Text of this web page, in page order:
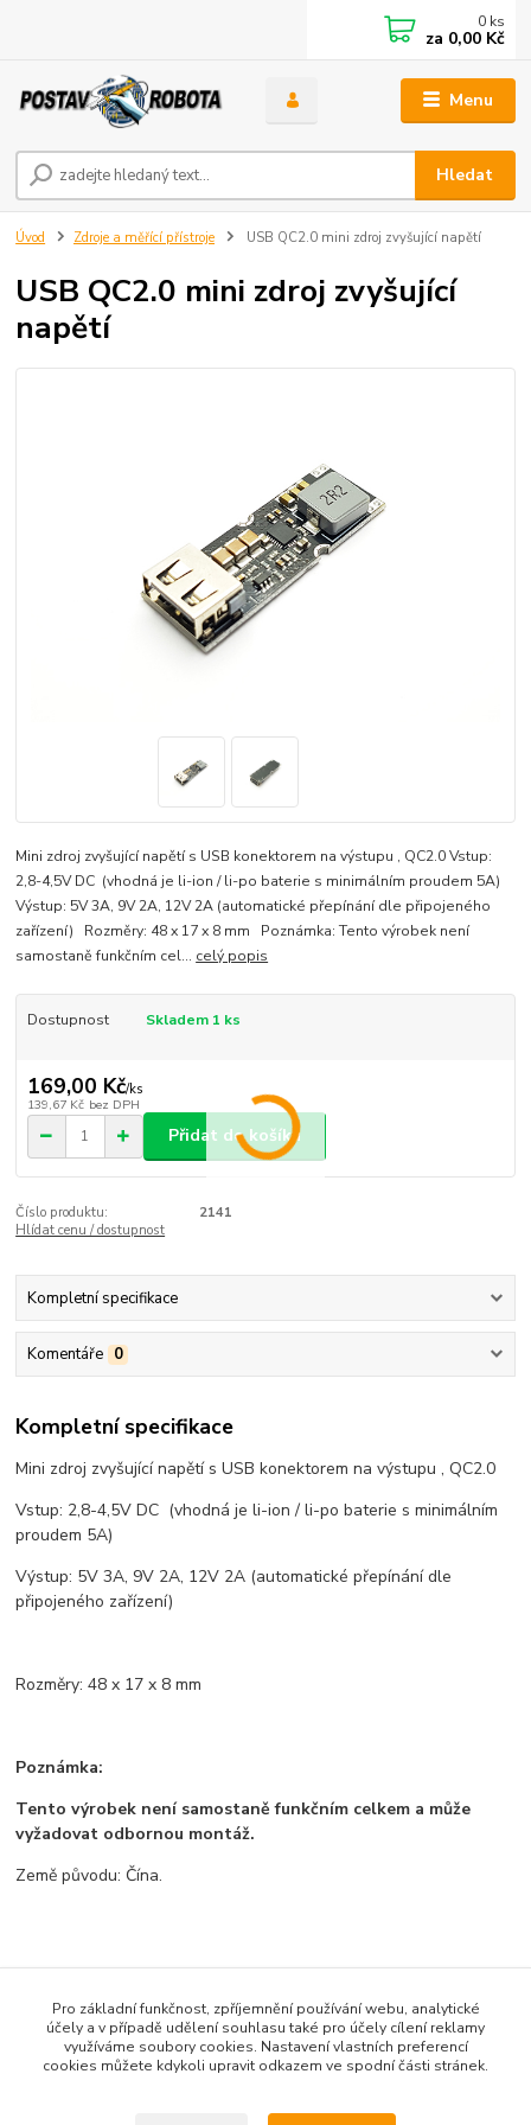
Menu
Hledat
0 ks
za 0,00 Kč
Úvod Zdroje a měřící přístroje USB QC2.0 mini zdroj zvyšující napětí
USB QC2.0 mini zdroj zvyšující
napětí
Mini zdroj zvyšující napětí s USB konektorem na výstupu , QC2.0 Vstup:
2,8-4,5V DC (vhodná je li-ion / li-po baterie s minimálním proudem 5A)
Výstup: 5V 3A, 9V 2A, 12V 2A (automatické přepínání dle připojeného
zařízení) Rozměry: 48 x 17 x 8 mm Poznámka: Tento výrobek není
samostaně funkčním cel... celý popis
Dostupnost Skladem 1 ks
169,00 Kč/ks
139,67 Kč bez DPH
Přidat do košíku
Číslo produktu:
2141
Hlídat cenu / dostupnost
Kompletní specifikace
Komentáře 0
Kompletní specifikace
Mini zdroj zvyšující napětí s USB konektorem na výstupu , QC2.0
Vstup: 2,8-4,5V DC (vhodná je li-ion / li-po baterie s minimálním
proudem 5A)
Výstup: 5V 3A, 9V 2A, 12V 2A (automatické přepínání dle
připojeného zařízení)
Rozměry: 48 x 17 x 8 mm
Poznámka:
Tento výrobek není samostaně funkčním celkem a může
vyžadovat odbornou montáž.
Země původu: Čína.
Zboží zařazeno v kategoriích
Všechno zboží
Zdroje a měřící přístroje
Pro základní funkčnost, zpříjemnění používání webu, analytické
účely a v případě udělení souhlasu také pro účely cílení reklamy
využíváme soubory cookies. Nastavení vlastních preferencí
cookies můžete kdykoli upravit odkazem ve spodní části stránek.